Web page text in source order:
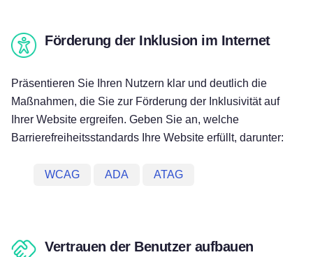
Förderung der Inklusion im Internet
Präsentieren Sie Ihren Nutzern klar und deutlich die
Maßnahmen, die Sie zur Förderung der Inklusivität auf
Ihrer Website ergreifen. Geben Sie an, welche
Barrierefreiheitsstandards Ihre Website erfüllt, darunter:
WCAG ADA ATAG
Vertrauen der Benutzer aufbauen